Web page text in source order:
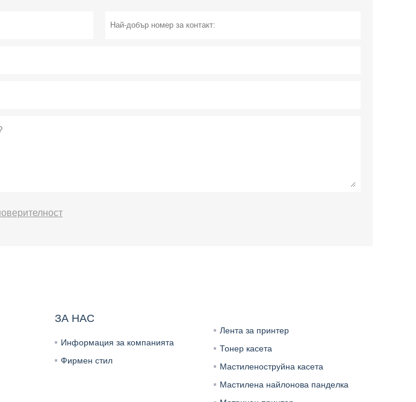
ЗА НАС
Информация за компанията
Фирмен стил
Лента за принтер
Тонер касета
Мастиленоструйна касета
Мастилена найлонова панделка